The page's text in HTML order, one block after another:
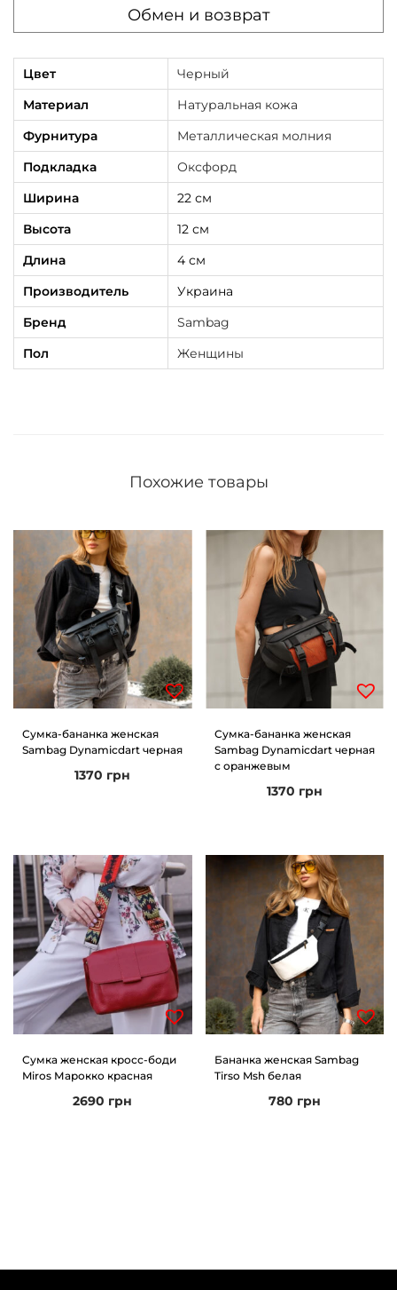
a
m
b
a
g
T
i
r
s
o
B
t
s
Обмен и возврат
Цвет
Черный
Материал
Натуральная кожа
Фурнитура
Металлическая молния
Подкладка
Оксфорд
Ширина
22 см
Высота
12 см
Длина
4 см
Производитель
Украина
Бренд
Sambag
Пол
Женщины
Похожие товары
Сумка-бананка женская
Sambag Dynamicdart черная
1370 грн
Сумка-бананка женская
Sambag Dynamicdart черная
с оранжевым
1370 грн
Сумка женская кросс-боди
Miros Марокко красная
2690 грн
Бананка женская Sambag
Tirso Msh белая
780 грн